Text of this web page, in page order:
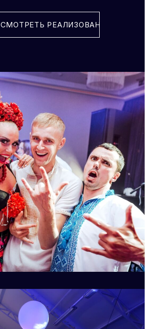
СМОТРЕТЬ РЕАЛИЗОВАННЫЕ